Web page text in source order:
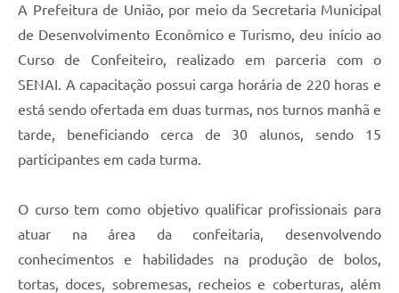
A Prefeitura de União, por meio da Secretaria Municipal
de Desenvolvimento Econômico e Turismo, deu início ao
Curso de Confeiteiro, realizado em parceria com o
SENAI. A capacitação possui carga horária de 220 horas e
está sendo ofertada em duas turmas, nos turnos manhã e
tarde, beneficiando cerca de 30 alunos, sendo 15
participantes em cada turma.
O curso tem como objetivo qualificar profissionais para
atuar na área da confeitaria, desenvolvendo
conhecimentos e habilidades na produção de bolos,
tortas, doces, sobremesas, recheios e coberturas, além